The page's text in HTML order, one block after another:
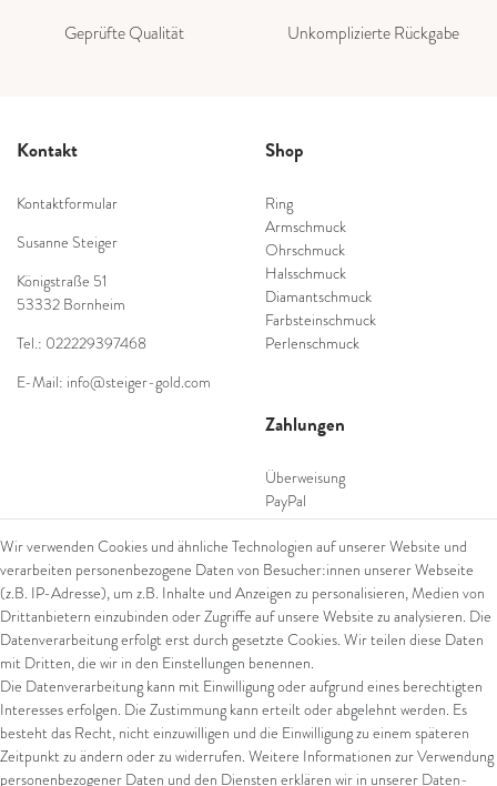
Geprüfte Qualität Unkomplizierte Rückgabe
Kontakt
Kontaktformular
Susanne Steiger
Königstraße 51
53332 Bornheim
Tel.: 022229397468
E-Mail: info@steiger-gold.com
Shop
Ring
Armschmuck
Ohrschmuck
Halsschmuck
Diamantschmuck
Farbsteinschmuck
Perlenschmuck
Zahlungen
Überweisung
PayPal
SEPA Lastschrift
giropay
Kreditkarte
Versand
UPS
FedEx
Wir verwenden Cookies und ähnliche Technologien auf unserer Website und
verarbeiten personenbezogene Daten von Besucher:innen unserer Webseite
(z.B. IP-Adresse), um z.B. Inhalte und Anzeigen zu personalisieren, Medien von
Drittanbietern einzubinden oder Zugriffe auf unsere Website zu analysieren. Die
Datenverarbeitung erfolgt erst durch gesetzte Cookies. Wir teilen diese Daten
mit Dritten, die wir in den Einstellungen benennen.
Die Datenverarbeitung kann mit Einwilligung oder aufgrund eines berechtigten
Interesses erfolgen. Die Zustimmung kann erteilt oder abgelehnt werden. Es
besteht das Recht, nicht einzuwilligen und die Einwilligung zu einem späteren
Zeitpunkt zu ändern oder zu widerrufen. Weitere Informationen zur Verwendung
personenbezogener Daten und den Diensten erklären wir in unserer Daten­